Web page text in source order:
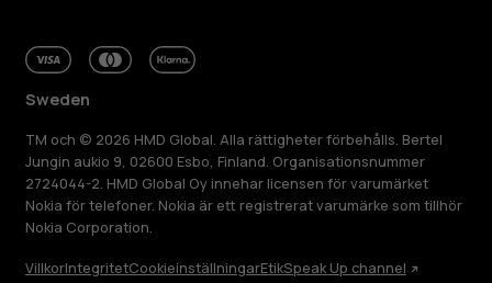
Sweden
TM och © 2026 HMD Global. Alla rättigheter förbehålls. Bertel
Jungin aukio 9, 02600 Esbo, Finland. Organisationsnummer
2724044-2. HMD Global Oy innehar licensen för varumärket
Nokia för telefoner. Nokia är ett registrerat varumärke som tillhör
Nokia Corporation.
VillkorIntegritetCookieinställningarEtikSpeak Up channel